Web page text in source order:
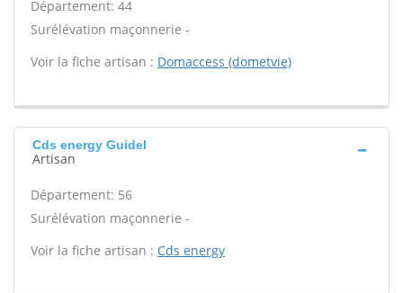
Département: 44
Surélévation maçonnerie -
Voir la fiche artisan : Domaccess (dometvie)
Cds energy Guidel
Artisan
Département: 56
Surélévation maçonnerie -
Voir la fiche artisan : Cds energy